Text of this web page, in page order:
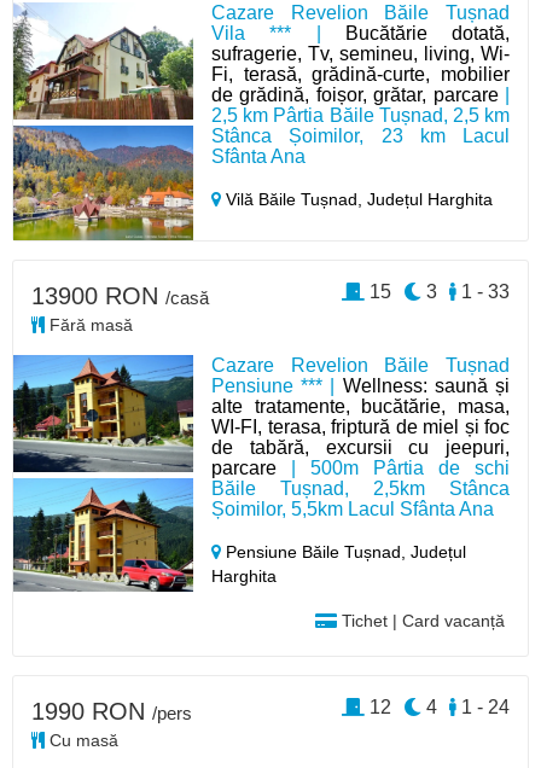
Cazare Revelion Băile Tușnad
Vila *** |
Bucătărie dotată,
sufragerie, Tv, semineu, living, Wi-
Fi, terasă, grădină-curte, mobilier
de grădină, foișor, grătar, parcare|
2,5 km Pârtia Băile Tușnad, 2,5 km
Stânca Șoimilor, 23 km Lacul
Sfânta Ana
Vilă Băile Tușnad,Județul Harghita
Cazare Revelion Băile Tușnad
Pensiune *** | Wellness: saună și
alte tratamente, bucătărie, masa,
WI-FI, terasa, friptură de miel și foc
de tabără, excursii cu jeepuri,
parcare | 500m Pârtia de schi
Băile Tușnad, 2,5km Stânca
Șoimilor, 5,5km Lacul Sfânta Ana
Pensiune Băile Tușnad,Județul
Harghita
Tichet | Card vacanță
13900 RON /casă
Fără masă
1 - 33
3
15
1990 RON /pers
Cu masă
1 - 24
4
12